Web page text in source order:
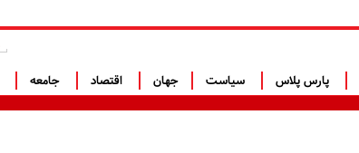
پارس پلاس سیاست جهان اقتصاد جامعه